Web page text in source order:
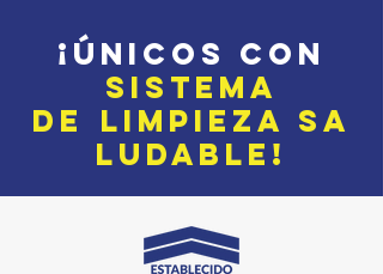
¡ÚNICOS con
SISTE MA
DE
LIMPIEZA SA
LUDABLE!